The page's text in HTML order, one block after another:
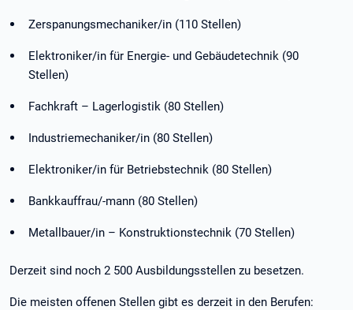
Zerspanungsmechaniker/in (110 Stellen)
Elektroniker/in für Energie- und Gebäudetechnik (90
Stellen)
Fachkraft – Lagerlogistik (80 Stellen)
Industriemechaniker/in (80 Stellen)
Elektroniker/in für Betriebstechnik (80 Stellen)
Bankkauffrau/-mann (80 Stellen)
Metallbauer/in – Konstruktionstechnik (70 Stellen)
Derzeit sind noch 2 500 Ausbildungsstellen zu besetzen.
Die meisten offenen Stellen gibt es derzeit in den Berufen: